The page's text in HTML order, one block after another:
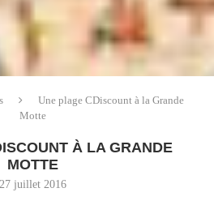
Une plage CDiscount à la Grande
Motte
À LA GRANDE
MOTTE
27 juillet 2016